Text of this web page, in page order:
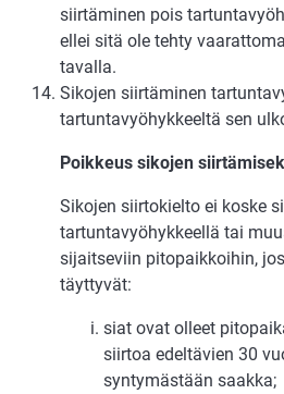
siirtäminen pois
ellei sitä ole tehty
tavalla.
Sikojen siirtäminen
tartuntavyöhykkeeltä sen
Poikkeus sikojen
Sikojen siirtokielto ei koske
tartuntavyöhykkeellä tai
sijaitseviin pitopaikkoihin,
täyttyvät:
siat ovat olleet
siirtoa edeltävien 30
syntymästään saakka;